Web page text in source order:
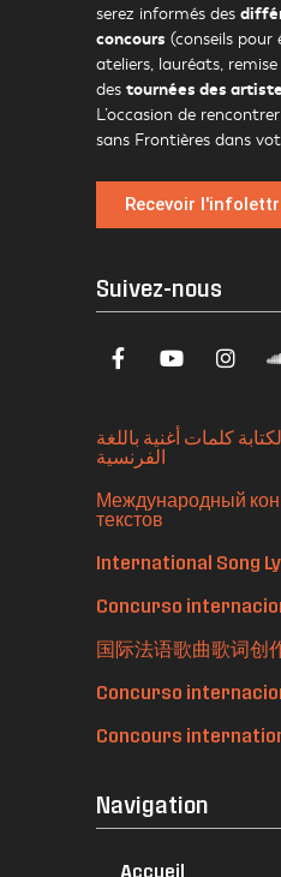
serez informés des
concours (conseils pour
ateliers, lauréats,
des tournées des
L’occasion de
sans Frontières dans
Recevoir
Suivez-nous
كلمات أغنية باللغة
الفرنسية
Международный
текстов
International Song
Concurso
国际法语歌曲歌词创
Concurso
Concours
Navigation
Accueil